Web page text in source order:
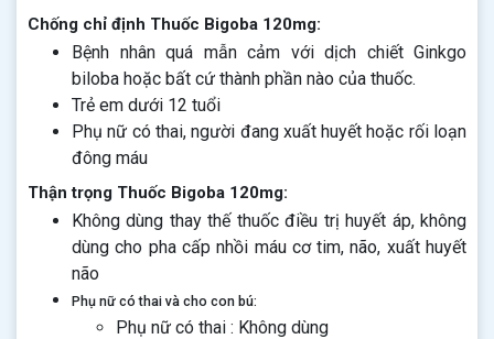
Chống chỉ định Thuốc Bigoba 120mg:
Bệnh nhân quá mẫn cảm với dịch chiết Ginkgo
biloba hoặc bất cứ thành phần nào của thuốc.
Trẻ em dưới 12 tuổi
Phụ nữ có thai, người đang xuất huyết hoặc rối loạn
đông máu
Thận trọng Thuốc Bigoba 120mg:
Không dùng thay thế thuốc điều trị huyết áp, không
dùng cho pha cấp nhồi máu cơ tim, não, xuất huyết
não
Phụ nữ có thai và cho con bú:
Phụ nữ có thai : Không dùng